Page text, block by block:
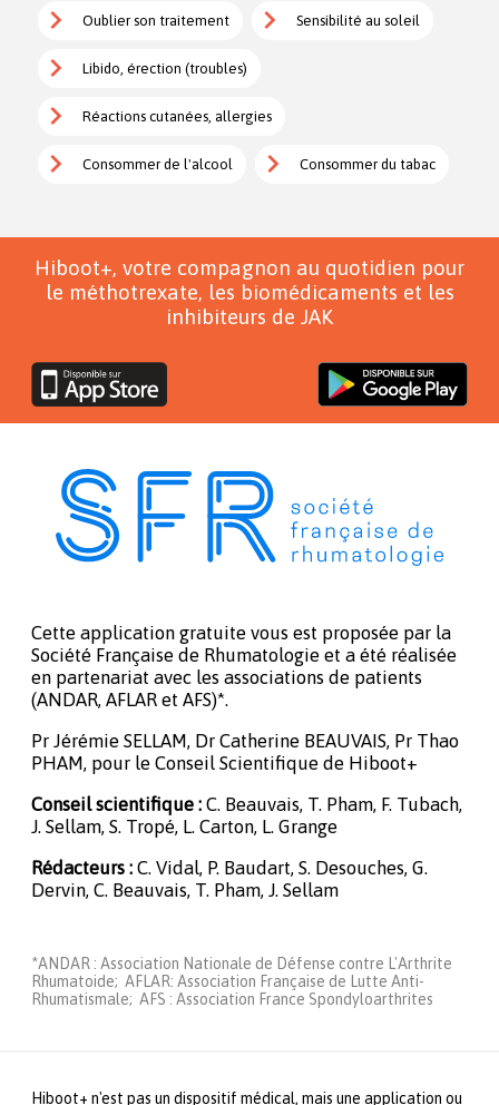
Oublier son traitement Sensibilité au soleil
Libido, érection (troubles)
Réactions cutanées, allergies
Consommer de l'alcool Consommer du tabac
Hiboot+, votre compagnon au quotidien pour
le méthotrexate, les biomédicaments et les
inhibiteurs de JAK
Cette application gratuite vous est proposée par la
Société Française de Rhumatologie et a été réalisée
en partenariat avec les associations de patients
(ANDAR, AFLAR et AFS)*.
Pr Jérémie SELLAM, Dr Catherine BEAUVAIS, Pr Thao
PHAM, pour le Conseil Scientifique de Hiboot+
Conseil scientifique : C. Beauvais, T. Pham, F. Tubach,
J. Sellam, S. Tropé, L. Carton, L. Grange
Rédacteurs : C. Vidal, P. Baudart, S. Desouches, G.
Dervin, C. Beauvais, T. Pham, J. Sellam
*ANDAR : Association Nationale de Défense contre L'Arthrite
Rhumatoide; AFLAR: Association Française de Lutte Anti-
Rhumatismale; AFS : Association France Spondyloarthrites
Hiboot+ n'est pas un dispositif médical, mais une application ou